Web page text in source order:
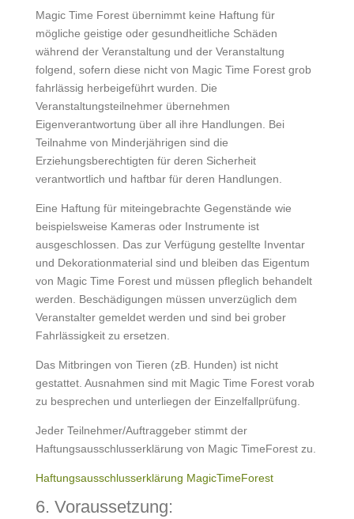
Magic Time Forest übernimmt keine Haftung für
mögliche geistige oder gesundheitliche Schäden
während der Veranstaltung und der Veranstaltung
folgend, sofern diese nicht von Magic Time Forest grob
fahrlässig herbeigeführt wurden. Die
Veranstaltungsteilnehmer übernehmen
Eigenverantwortung über all ihre Handlungen. Bei
Teilnahme von Minderjährigen sind die
Erziehungsberechtigten für deren Sicherheit
verantwortlich und haftbar für deren Handlungen.
Eine Haftung für miteingebrachte Gegenstände wie
beispielsweise Kameras oder Instrumente ist
ausgeschlossen. Das zur Verfügung gestellte Inventar
und Dekorationmaterial sind und bleiben das Eigentum
von Magic Time Forest und müssen pfleglich behandelt
werden. Beschädigungen müssen unverzüglich dem
Veranstalter gemeldet werden und sind bei grober
Fahrlässigkeit zu ersetzen.
Das Mitbringen von Tieren (zB. Hunden) ist nicht
gestattet. Ausnahmen sind mit Magic Time Forest vorab
zu besprechen und unterliegen der Einzelfallprüfung.
Jeder Teilnehmer/Auftraggeber stimmt der
Haftungsausschlusserklärung von Magic TimeForest zu.
Haftungsausschlusserklärung MagicTimeForest
6. Voraussetzung: